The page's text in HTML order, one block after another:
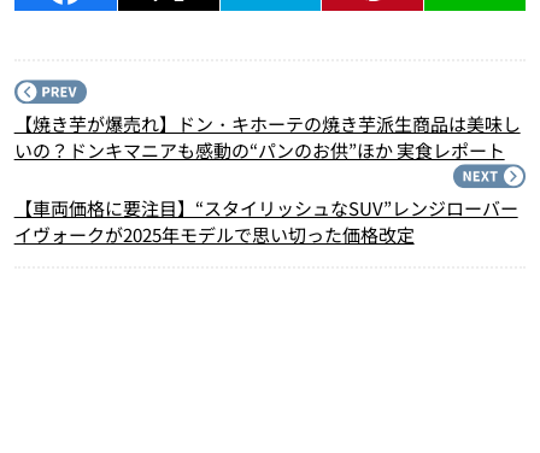
【焼き芋が爆売れ】ドン・キホーテの焼き芋派生商品は美味し
いの？ドンキマニアも感動の“パンのお供”ほか 実食レポート
【車両価格に要注目】“スタイリッシュなSUV”レンジローバー
イヴォークが2025年モデルで思い切った価格改定